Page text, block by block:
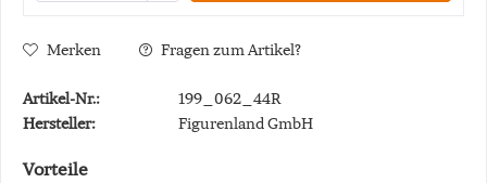
Merken Fragen zum Artikel?
Artikel-Nr.:
199_062_44R
Hersteller:
Figurenland GmbH
Vorteile